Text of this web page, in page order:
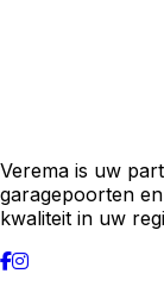
Verema is uw
garagepoorten
kwaliteit in uw